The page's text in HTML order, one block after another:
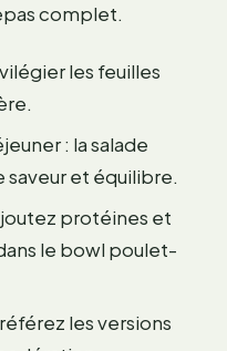
complet.
les feuilles
: la salade
et équilibre.
protéines et
le bowl poulet-
les versions